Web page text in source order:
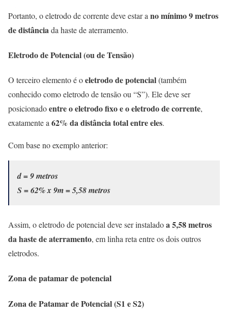
Portanto, o eletrodo de corrente deve estar a no mínimo 9 metros
de distância da haste de aterramento.
Eletrodo de Potencial (ou de Tensão)
O terceiro elemento é oeletrodo de potencial(também
conhecido como eletrodo de tensão ou “S”). Ele deve ser
posicionadoentre o eletrodo fixo e o eletrodo de corrente,
exatamente a 62% da distância total entre eles.
Com base no exemplo anterior:
d = 9 metros
S = 62% x 9m = 5,58 metros
Assim, o eletrodo de potencial deve ser instaladoa 5,58 metros
da haste de aterramento, em linha reta entre os dois outros
eletrodos.
Zona de patamar de potencial
Zona de Patamar de Potencial (S1 e S2)